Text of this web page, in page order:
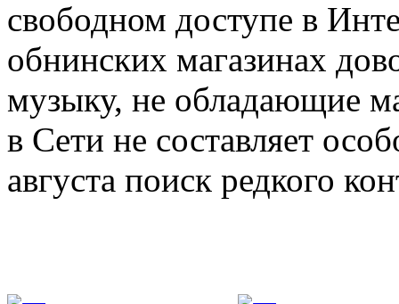
свободном доступе в
обнинских магазинах
музыку, не обладающие
в Сети не составляет
августа поиск редкого